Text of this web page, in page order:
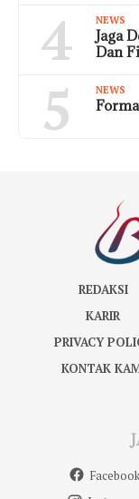
4 NEWS
Jaga
Dan
5 NEWS
REDAKSI
KARIR
PRIVACY
KONTAK
Facebook